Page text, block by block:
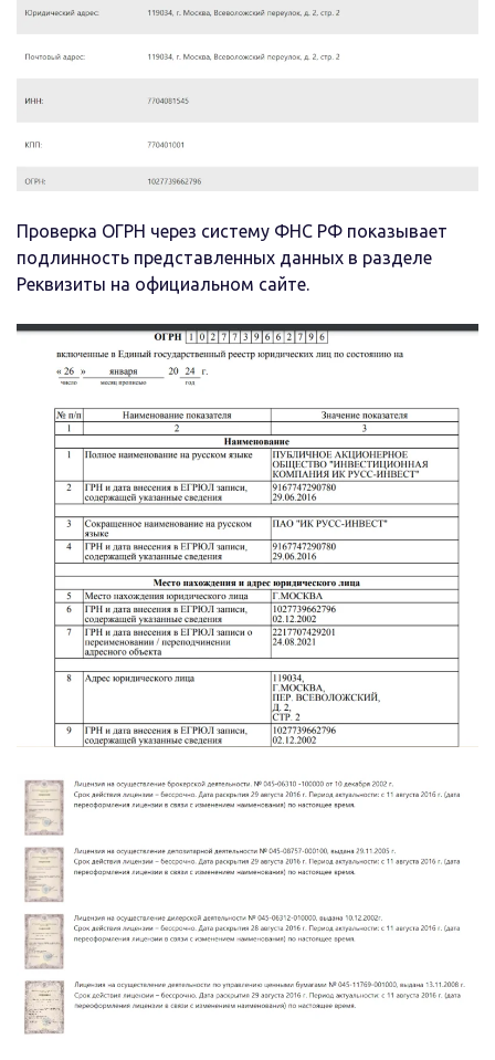
Проверка ОГРН через систему ФНС РФ показывает
подлинность представленных данных в разделе
Реквизиты на официальном сайте.